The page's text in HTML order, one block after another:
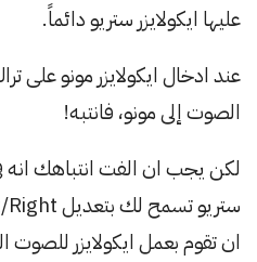
عليها ايكولايزر ستريو دائماً.
عند ادخال ايكولايزر مونو على
الصوت إلى مونو، فانتبه!
لكن يجب ان الفت انتباهك انه
ان تقوم بعمل ايكولايزر للصوت